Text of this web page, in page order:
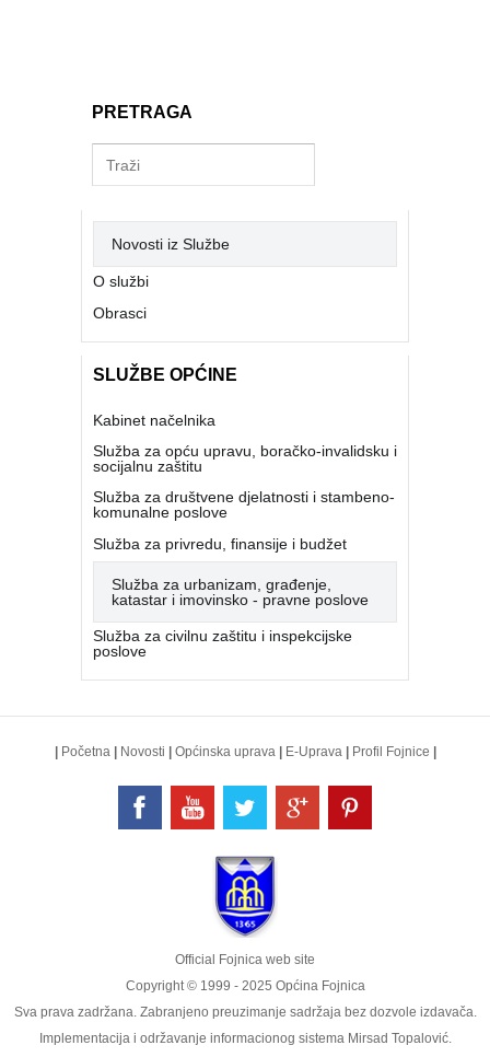
PRETRAGA
Novosti iz Službe
O službi
Obrasci
SLUŽBE OPĆINE
Kabinet načelnika
Služba za opću upravu, boračko-invalidsku i
socijalnu zaštitu
Služba za društvene djelatnosti i stambeno-
komunalne poslove
Služba za privredu, finansije i budžet
Služba za urbanizam, građenje,
katastar i imovinsko - pravne poslove
Služba za civilnu zaštitu i inspekcijske
poslove
Početna Novosti Općinska uprava E-Uprava Profil Fojnice
Official Fojnica web site
Copyright © 1999 - 2025 Općina Fojnica
Sva prava zadržana. Zabranjeno preuzimanje sadržaja bez dozvole izdavača.
Implementacija i održavanje informacionog sistema Mirsad Topalović.